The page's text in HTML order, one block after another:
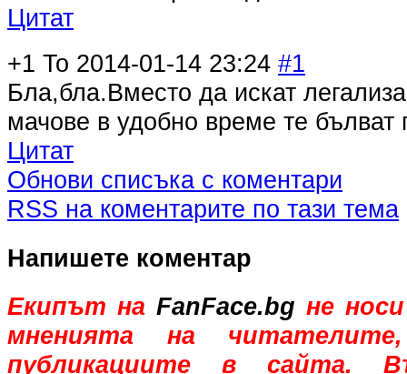
Цитат
+1 To 2014-01-14 23:24 #1
Бла,бла.Вместо да искат
мачове в удобно време те бълват
Цитат
Обнови списъка с коментари
RSS на коментарите по тази тема
Напишете коментар
Екипът на FanFace.bg не
мненията на
публикациите в сайта.